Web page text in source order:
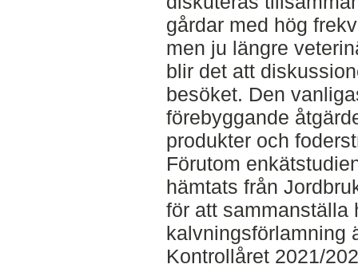
gårdar med hög
men ju längre
blir det att
besöket. Den
förebyggande
produkter och
Förutom
hämtats från
för att sammanställa
kalvningsförlamning
Kontrollåret 2021/